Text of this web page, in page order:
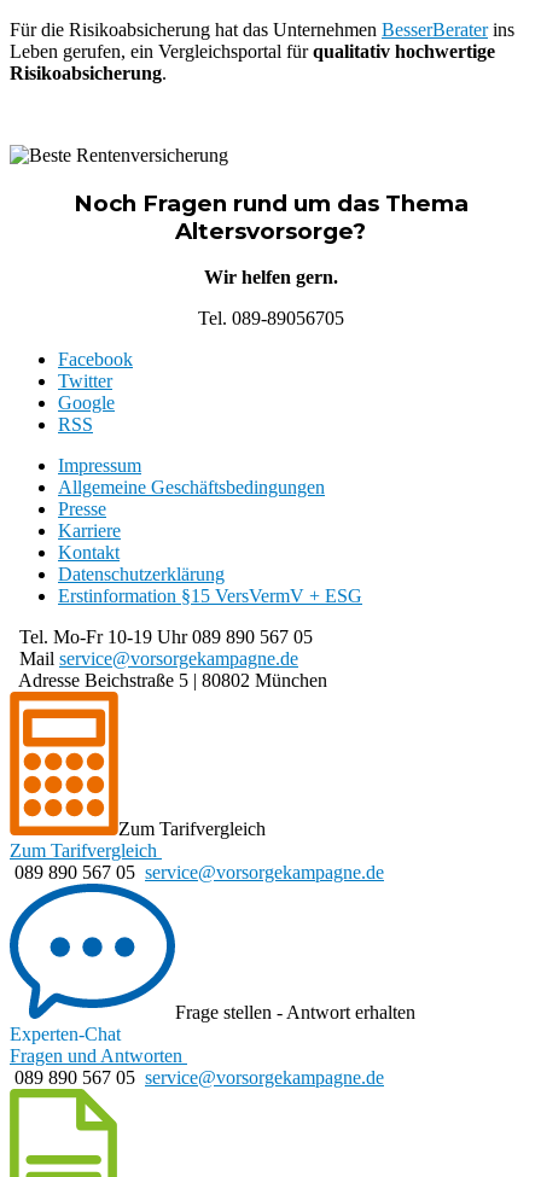
Für die Risikoabsicherung hat das Unternehmen BesserBeraterins
Leben gerufen, ein Vergleichsportal fürqualitativ hochwertige
Risikoabsicherung.
Noch Fragen rund um das Thema
Altersvorsorge?
Wir helfen gern.
Tel. 089-89056705
Facebook
Twitter
Google
RSS
Impressum
Allgemeine Geschäftsbedingungen
Presse
Karriere
Kontakt
Datenschutzerklärung
Erstinformation §15 VersVermV + ESG
Tel. Mo-Fr 10-19 Uhr089 890 567 05
Mail service@vorsorgekampagne.de
Adresse Beichstraße 5 | 80802 München
Zum Tarifvergleich
Zum Tarifvergleich
089 890 567 05 service@vorsorgekampagne.de
Frage stellen - Antwort erhalten
Experten-Chat
Fragen und Antworten
089 890 567 05 service@vorsorgekampagne.de